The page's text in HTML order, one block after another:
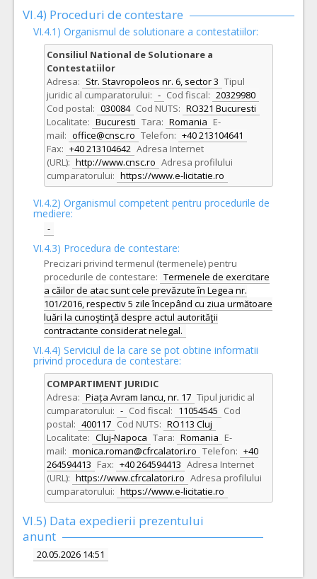
VI.4) Proceduri de contestare
VI.4.1) Organismul de solutionare a contestatiilor:
Consiliul National de Solutionare a
Contestatiilor
Adresa: Str. Stavropoleos nr. 6, sector 3 Tipul
juridic al cumparatorului: - Cod fiscal: 20329980
Cod postal: 030084 Cod NUTS: RO321 Bucuresti
Localitate: Bucuresti Tara: Romania E-
mail: office@cnsc.ro Telefon: +40 213104641
Fax: +40 213104642 Adresa Internet
(URL): http://www.cnsc.ro Adresa profilului
cumparatorului: https://www.e-licitatie.ro
VI.4.2) Organismul competent pentru procedurile de
mediere:
-
VI.4.3) Procedura de contestare:
Precizari privind termenul (termenele) pentru
procedurile de contestare: Termenele de exercitare
a căilor de atac sunt cele prevăzute în Legea nr.
101/2016, respectiv 5 zile începând cu ziua următoare
luări la cunoştinţă despre actul autorităţii
contractante considerat nelegal.
VI.4.4) Serviciul de la care se pot obtine informatii
privind procedura de contestare:
COMPARTIMENT JURIDIC
Adresa: Piața Avram Iancu, nr. 17 Tipul juridic al
cumparatorului: - Cod fiscal: 11054545 Cod
postal: 400117 Cod NUTS: RO113 Cluj
Localitate: Cluj-Napoca Tara: Romania E-
mail: monica.roman@cfrcalatori.ro Telefon: +40
264594413 Fax: +40 264594413 Adresa Internet
(URL): https://www.cfrcalatori.ro Adresa profilului
cumparatorului: https://www.e-licitatie.ro
VI.5) Data expedierii prezentului
anunt
20.05.2026 14:51